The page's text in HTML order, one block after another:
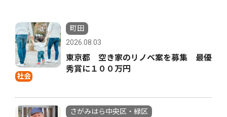
社会
町田
2026.08.03
東京都 空き家のリノベ案を募集 最優
秀賞に１００万円
さがみはら中央区・緑区